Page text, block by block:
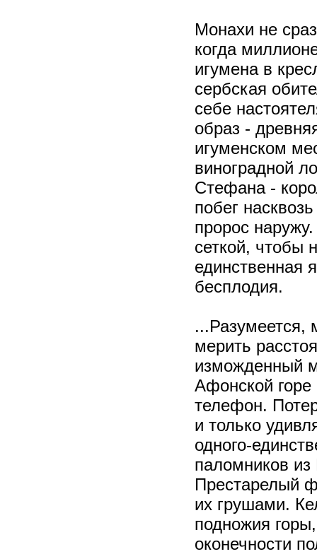
Монахи не
когда
игумена в
сербская
себе
образ -
игуменском
виноградной
Стефана -
побег
пророс
сеткой, чтобы
единственная
бесплодия.
...Разумеется,
мерить
изможденный
Афонской
телефон.
и только
одного-
паломников из
Престарелый
их грушами.
подножия
оконечности